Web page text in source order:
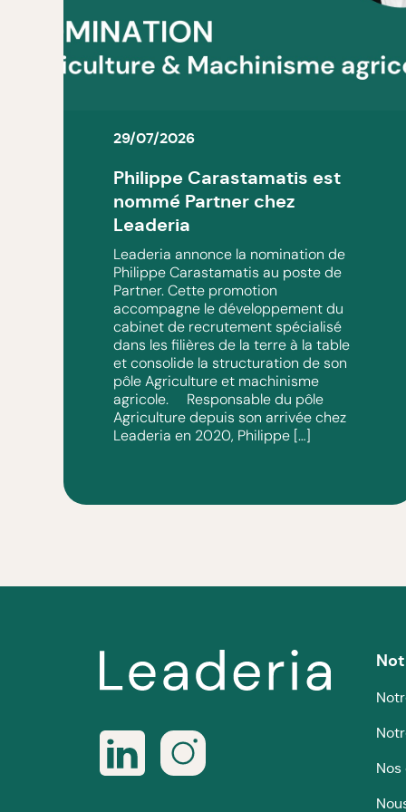
29/07/2026
Philippe Carastamatis est
nommé Partner chez
Leaderia
Leaderia annonce la nomination de
Philippe Carastamatis au poste de
Partner. Cette promotion
accompagne le développement du
cabinet de recrutement spécialisé
dans les filières de la terre à la table
et consolide la structuration de son
pôle Agriculture et machinisme
agricole. Responsable du pôle
Agriculture depuis son arrivée chez
Leaderia en 2020, Philippe […]